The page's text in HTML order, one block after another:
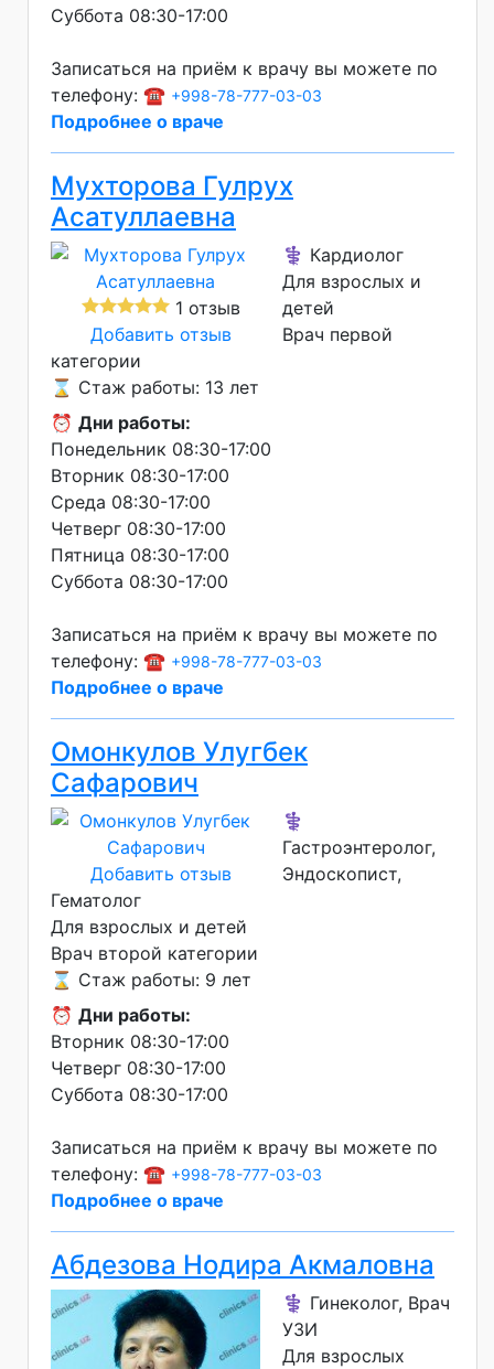
Суббота 08:30-17:00
Записаться на приём к врачу вы можете по
телефону: ☎️ +998-78-777-03-03
Подробнее о враче
Мухторова Гулрух
Асатуллаевна
1 отзыв
Добавить отзыв
⚕️ Кардиолог
Для взрослых и
детей
Врач первой
категории
⌛ Стаж работы: 13 лет
⏰ Дни работы:
Понедельник 08:30-17:00
Вторник 08:30-17:00
Среда 08:30-17:00
Четверг 08:30-17:00
Пятница 08:30-17:00
Суббота 08:30-17:00
Записаться на приём к врачу вы можете по
телефону: ☎️ +998-78-777-03-03
Подробнее о враче
Омонкулов Улугбек
Сафарович
Добавить отзыв
⚕️
Гастроэнтеролог,
Эндоскопист,
Гематолог
Для взрослых и детей
Врач второй категории
⌛ Стаж работы: 9 лет
⏰ Дни работы:
Вторник 08:30-17:00
Четверг 08:30-17:00
Суббота 08:30-17:00
Записаться на приём к врачу вы можете по
телефону: ☎️ +998-78-777-03-03
Подробнее о враче
Абдезова Нодира Акмаловна
⚕️ Гинеколог, Врач
УЗИ
Для взрослых